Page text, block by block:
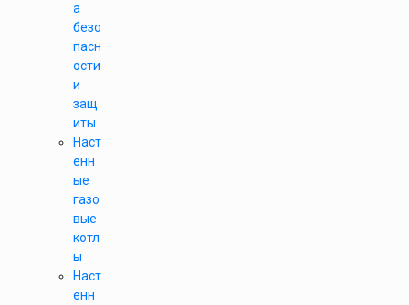
а
безо
пасн
ости
и
защ
иты
Наст
енн
ые
газо
вые
котл
ы
Наст
енн